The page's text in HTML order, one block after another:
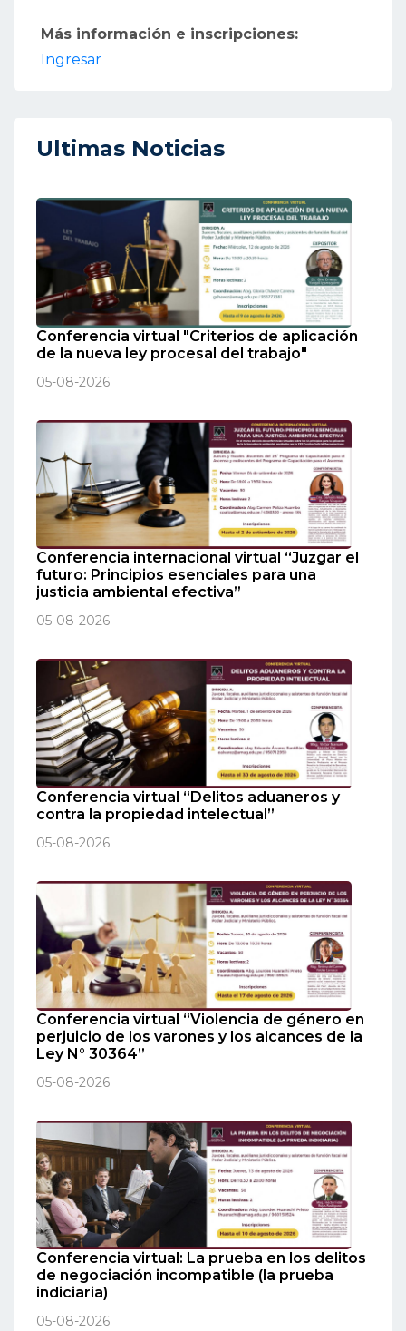
Más información e inscripciones:
Ingresar
Ultimas Noticias
Conferencia virtual "Criterios de aplicación
de la nueva ley procesal del trabajo"
05-08-2026
Conferencia internacional virtual “Juzgar el
futuro: Principios esenciales para una
justicia ambiental efectiva”
05-08-2026
Conferencia virtual “Delitos aduaneros y
contra la propiedad intelectual”
05-08-2026
Conferencia virtual “Violencia de género en
perjuicio de los varones y los alcances de la
Ley N° 30364”
05-08-2026
Conferencia virtual: La prueba en los delitos
de negociación incompatible (la prueba
indiciaria)
05-08-2026